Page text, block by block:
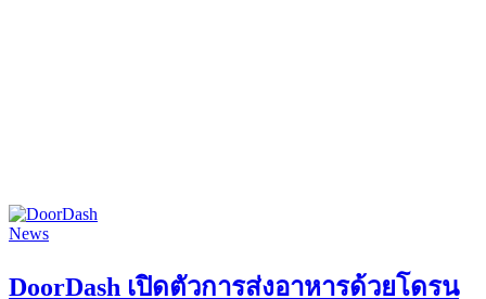
News
DoorDash เปิดตัวการส่งอาหารด้วยโดรน